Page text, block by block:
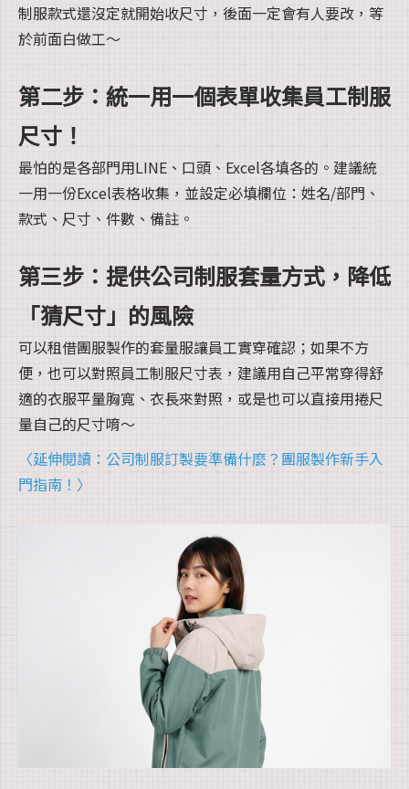
制服款式還沒定就開始收尺寸，後面一定會有人要改，等
於前面白做工～
第二步：統一用一個表單收集員工制服
尺寸！
最怕的是各部門用LINE、口頭、Excel各填各的。建議統
一用一份Excel表格收集，並設定必填欄位：姓名/部門、
款式、尺寸、件數、備註。
第三步：提供公司制服套量方式，降低
「猜尺寸」的風險
可以租借團服製作的套量服讓員工實穿確認；如果不方
便，也可以對照員工制服尺寸表，建議用自己平常穿得舒
適的衣服平量胸寬、衣長來對照，或是也可以直接用捲尺
量自己的尺寸唷～
〈延伸閱讀：公司制服訂製要準備什麼？團服製作新手入
門指南！〉